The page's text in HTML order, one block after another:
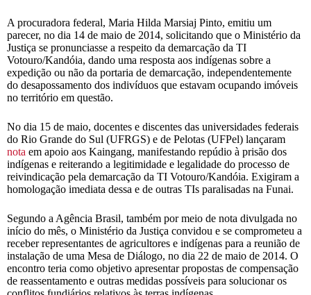
A procuradora federal, Maria Hilda Marsiaj Pinto, emitiu um
parecer, no dia 14 de maio de 2014, solicitando que o Ministério da
Justiça se pronunciasse a respeito da demarcação da TI
Votouro/Kandóia, dando uma resposta aos indígenas sobre a
expedição ou não da portaria de demarcação, independentemente
do desapossamento dos indivíduos que estavam ocupando imóveis
no território em questão.
No dia 15 de maio, docentes e discentes das universidades federais
do Rio Grande do Sul (UFRGS) e de Pelotas (UFPel) lançaram
nota em apoio aos Kaingang, manifestando repúdio à prisão dos
indígenas e reiterando a legitimidade e legalidade do processo de
reivindicação pela demarcação da TI Votouro/Kandóia. Exigiram a
homologação imediata dessa e de outras TIs paralisadas na Funai.
Segundo a Agência Brasil, também por meio de nota divulgada no
início do mês, o Ministério da Justiça convidou e se comprometeu a
receber representantes de agricultores e indígenas para a reunião de
instalação de uma Mesa de Diálogo, no dia 22 de maio de 2014. O
encontro teria como objetivo apresentar propostas de compensação
de reassentamento e outras medidas possíveis para solucionar os